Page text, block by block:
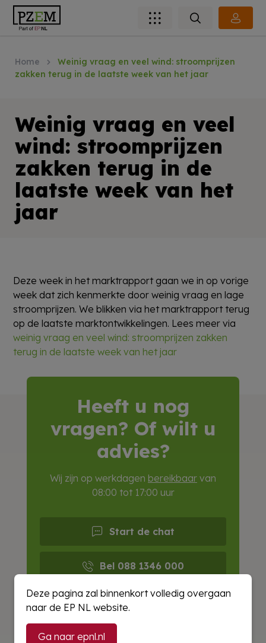
Home
Weinig vraag en veel wind: stroomprijzen
zakken terug in de laatste week van het jaar
Weinig vraag en veel
wind: stroomprijzen
zakken terug in de
laatste week van het
jaar
Deze week in het marktrapport gaan we in op vorige
week dat zich kenmerkte door weinig vraag en lage
stroomprijzen. We blikken via het marktrapport terug
op de laatste marktontwikkelingen. Lees meer via
weinig vraag en veel wind: stroomprijzen zakken
terug in de laatste week van het jaar
Heeft u nog
vragen? Of wilt u
advies?
Wij zijn op werkdagen bereikbaar van
08:00 tot 17:00 uur
Start de chat
Bel 088 1346 000
E-mail ons
Deze pagina zal binnenkort volledig overgaan
naar de EP NL website.
Ga naar epnl.nl